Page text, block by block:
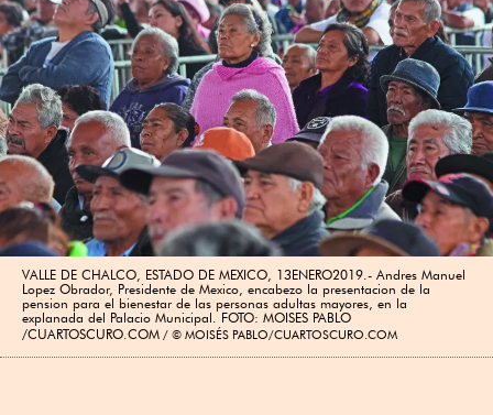
VALLE DE CHALCO, ESTADO DE MEXICO, 13ENERO2019.- Andres Manuel
Lopez Obrador, Presidente de Mexico, encabezo la presentacion de la
pension para el bienestar de las personas adultas mayores, en la
explanada del Palacio Municipal. FOTO: MOISES PABLO
/CUARTOSCURO.COM
© MOISÉS PABLO/CUARTOSCURO.COM